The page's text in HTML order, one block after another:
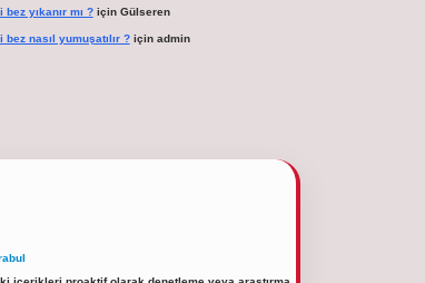
bez yıkanır mı ?için Gülseren
bez nasıl yumuşatılır ?için admin